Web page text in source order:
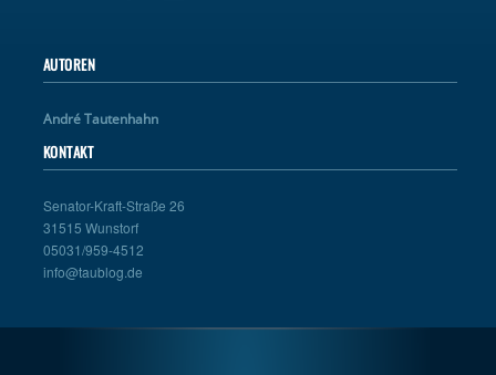
AUTOREN
André Tautenhahn
KONTAKT
Senator-Kraft-Straße 26
31515 Wunstorf
05031/959-4512
info@taublog.de